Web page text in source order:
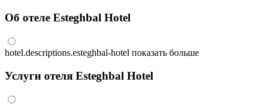
Об отеле Esteghbal Hotel
hotel.descriptions.esteghbal-hotel показать больше
Услуги отеля Esteghbal Hotel